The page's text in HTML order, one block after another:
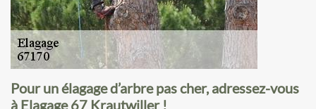
Pour un élagage d’arbre pas cher, adressez-vous
à Elagage 67 Krautwiller !